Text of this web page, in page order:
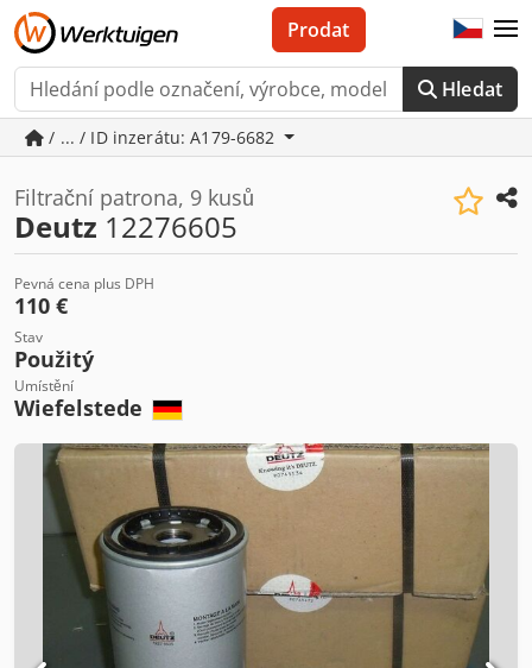
Hledat
Prodat
/ ... / ID inzerátu: A179-6682
Filtrační patrona, 9 kusů
Deutz 12276605
Pevná cena plus DPH
110 €
Stav
Použitý
Umístění
Wiefelstede